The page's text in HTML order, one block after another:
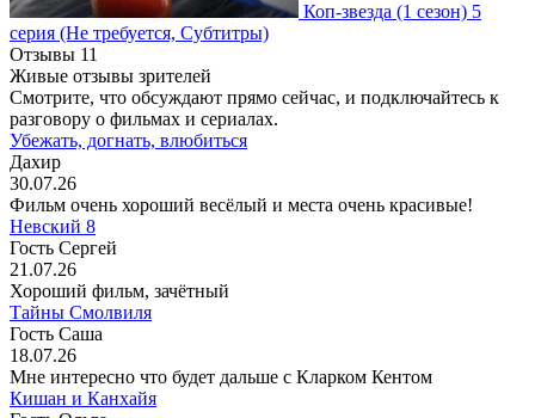
Коп-звезда (1 сезон) 5
серия (Не требуется, Субтитры)
Отзывы 11
Живые отзывы зрителей
Смотрите, что обсуждают прямо сейчас, и подключайтесь к
разговору о фильмах и сериалах.
Убежать, догнать, влюбиться
Дахир
30.07.26
Фильм очень хороший весёлый и места очень красивые!
Невский 8
Гость Сергей
21.07.26
Хороший фильм, зачётный
Тайны Смолвиля
Гость Саша
18.07.26
Мне интересно что будет дальше с Кларком Кентом
Кишан и Канхайя